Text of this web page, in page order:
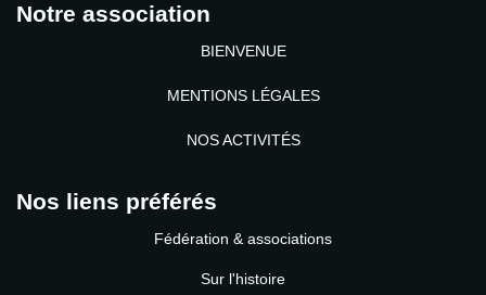
Notre association
BIENVENUE
MENTIONS LÉGALES
NOS ACTIVITÉS
Nos liens préférés
Fédération & associations
Sur l'histoire